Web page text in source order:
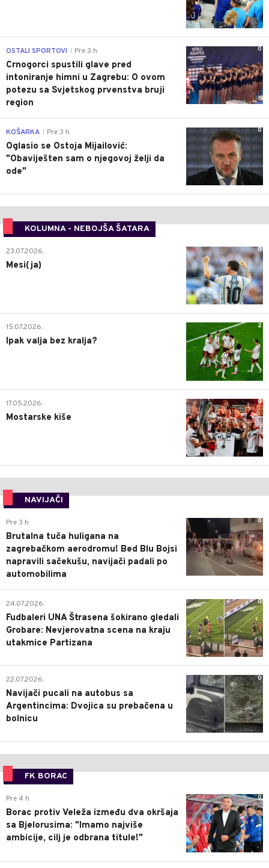
0
OSTALI SPORTOVI Pre 3 h
Crnogorci spustili glave pred
intoniranje himni u Zagrebu: O ovom
potezu sa Svjetskog prvenstva bruji
region
0
KOŠARKA Pre 3 h
Oglasio se Ostoja Mijailović:
"Obaviješten sam o njegovoj želji da
ode"
KOLUMNA - NEBOJŠA ŠATARA
0
23.07.2026.
Mesi(ja)
2
15.07.2026.
Ipak valja bez kralja?
0
17.05.2026.
Mostarske kiše
NAVIJAČI
0
Pre 3 h
Brutalna tuča huligana na
zagrebačkom aerodromu! Bed Blu Bojsi
napravili sačekušu, navijači padali po
automobilima
0
24.07.2026.
Fudbaleri UNA Štrasena šokirano gledali
Grobare: Nevjerovatna scena na kraju
utakmice Partizana
0
22.07.2026.
Navijači pucali na autobus sa
Argentincima: Dvojica su prebačena u
bolnicu
FK BORAC
0
Pre 4 h
Borac protiv Veleža između dva okršaja
sa Bjelorusima: "Imamo najviše
ambicije, cilj je odbrana titule!"